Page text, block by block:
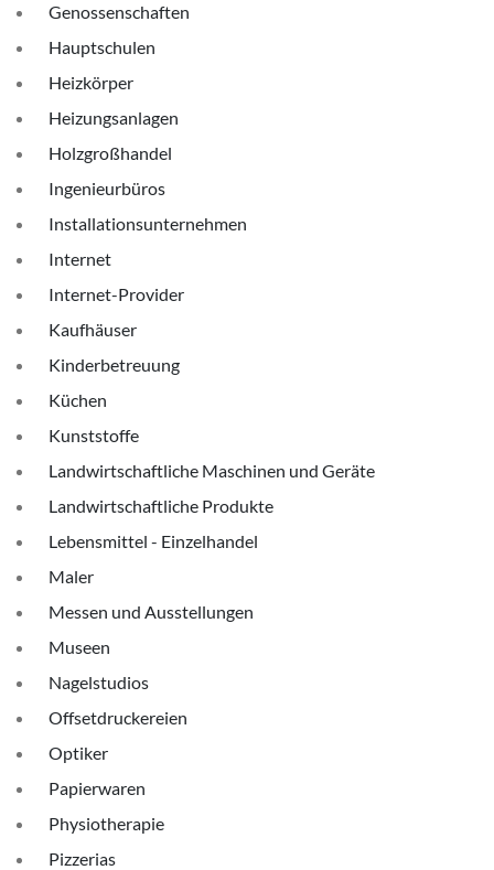
Genossenschaften
Hauptschulen
Heizkörper
Heizungsanlagen
Holzgroßhandel
Ingenieurbüros
Installationsunternehmen
Internet
Internet-Provider
Kaufhäuser
Kinderbetreuung
Küchen
Kunststoffe
Landwirtschaftliche Maschinen und Geräte
Landwirtschaftliche Produkte
Lebensmittel - Einzelhandel
Maler
Messen und Ausstellungen
Museen
Nagelstudios
Offsetdruckereien
Optiker
Papierwaren
Physiotherapie
Pizzerias